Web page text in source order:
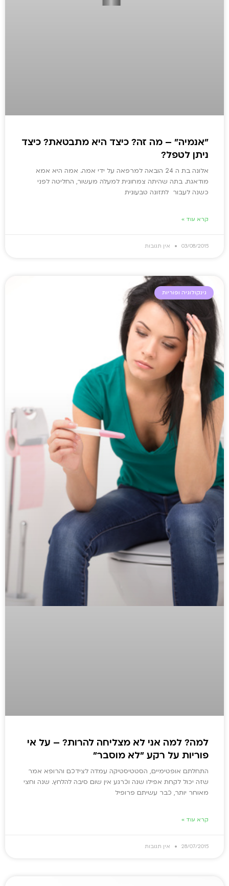
"אנמיה" – מה זה? כיצד היא מתבטאת? כיצד
ניתן לטפל?
אלונה בת ה 24 הובאה למרפאה על ידי אמה. אמה היא אמא
מודאגת. בתה שהיתה צמחונית למעלה מעשור, החליטה לפני
כשנה לעבור לתזונה טבעונית
קרא עוד »
03/08/2015 אין תגובות
גינקולוגיה ופוריות
למה? למה אני לא מצליחה להרות? – על אי
פוריות על רקע "לא מוסבר"
התחלתם אופטימיים, הסטטיסטיקה עמדה לצידכם והרופא אמר
שזה יכול לקחת אפילו שנה וכרגע אין שום סיבה להלחץ. שנה וחצי
מאוחר יותר, כבר עשיתם פרופיל
קרא עוד »
28/07/2015 אין תגובות